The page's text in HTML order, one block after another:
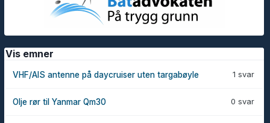
Vis emner
1 svar
VHF/AIS antenne på daycruiser uten targabøyle
0 svar
Olje rør til Yanmar Qm30